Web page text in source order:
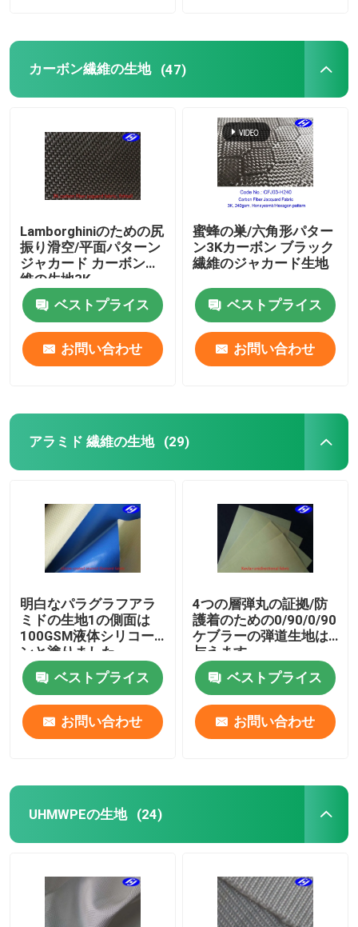
カーボン繊維の生地 (47)
Lamborghiniのための尻
振り滑空/平面パターン
ジャカード カーボン繊
維の生地3K
ベストプライス
お問い合わせ
蜜蜂の巣/六角形パター
ン3Kカーボン ブラック
繊維のジャカード生地
ベストプライス
お問い合わせ
アラミド 繊維の生地 (29)
明白なパラグラフアラ
ミドの生地1の側面は
100GSM液体シリコー
ンと塗りました
ベストプライス
お問い合わせ
4つの層弾丸の証拠/防
護着のための0/90/0/90
ケブラーの弾道生地は
与えます
ベストプライス
お問い合わせ
UHMWPEの生地 (24)